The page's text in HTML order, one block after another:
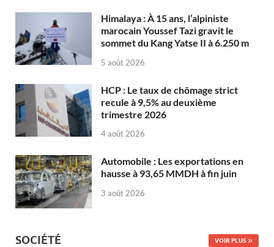
Himalaya : À 15 ans, l’alpiniste
marocain Youssef Tazi gravit le
sommet du Kang Yatse II à 6.250 m
5 août 2026
HCP : Le taux de chômage strict
recule à 9,5% au deuxième
trimestre 2026
4 août 2026
Automobile : Les exportations en
hausse à 93,65 MMDH à fin juin
3 août 2026
SOCIÉTÉ VOIR PLUS